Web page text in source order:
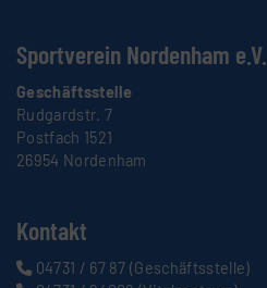
Sportverein Nordenham e.V.
Geschäftsstelle
Rudgardstr. 7
Postfach 1521
26954 Nordenham
Kontakt
04731 / 67 87 (Geschäftsstelle)